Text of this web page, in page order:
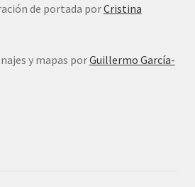
de portada porCristina
y mapas porGuillermo García-